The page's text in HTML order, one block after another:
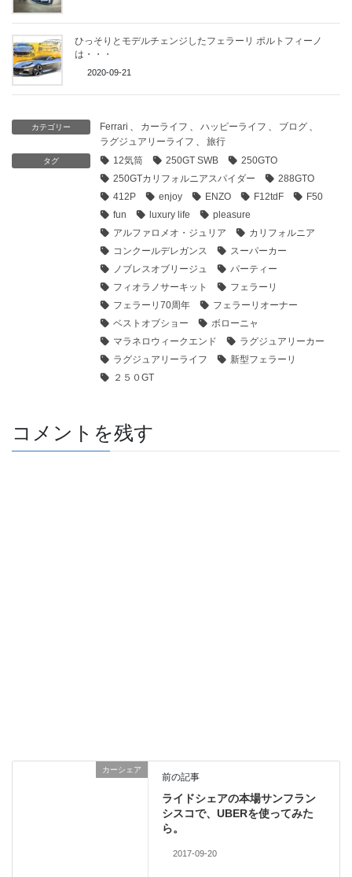
ひっそりとモデルチェンジしたフェラーリ ポルトフィーノ
は・・・
2020-09-21
カテゴリー Ferrari 、 カーライフ 、 ハッピーライフ 、 ブログ 、
ラグジュアリーライフ 、 旅行
タグ 12気筒 250GT SWB
250GTO
250GTカリフォルニアスパイダー
288GTO
412P
enjoy ENZO F12tdF
F50
fun
luxury life
pleasure
アルファロメオ・ジュリア
カリフォルニア
コンクールデレガンス
スーパーカー
ノブレスオブリージュ
パーティー
フィオラノサーキット
フェラーリ
フェラーリ70周年
フェラーリオーナー
ベストオブショー
ボローニャ
マラネロウィークエンド
ラグジュアリーカー
ラグジュアリーライフ
新型フェラーリ
２５０GT
コメントを残す
カーシェア
前の記事
ライドシェアの本場サンフラン
シスコで、UBERを使ってみた
ら。
2017-09-20